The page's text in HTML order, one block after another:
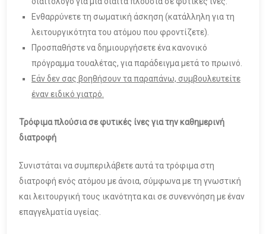
Ενθαρρύνετε τη σωματική άσκηση (κατάλληλη για τη
λειτουργικότητα του ατόμου που φροντίζετε).
Προσπαθήστε να δημιουργήσετε ένα κανονικό
πρόγραμμα τουαλέτας, για παράδειγμα μετά το πρωινό.
Εάν δεν σας βοηθήσουν τα παραπάνω, συμβουλευτείτε
έναν ειδικό γιατρό.
Τρόφιμα πλούσια σε φυτικές ίνες για την καθημερινή
διατροφή
Συνιστάται να συμπεριλάβετε αυτά τα τρόφιμα στη
διατροφή ενός ατόμου με άνοια, σύμφωνα με τη γνωστική
και λειτουργική τους ικανότητα και σε συνεννόηση με έναν
επαγγελματία υγείας.